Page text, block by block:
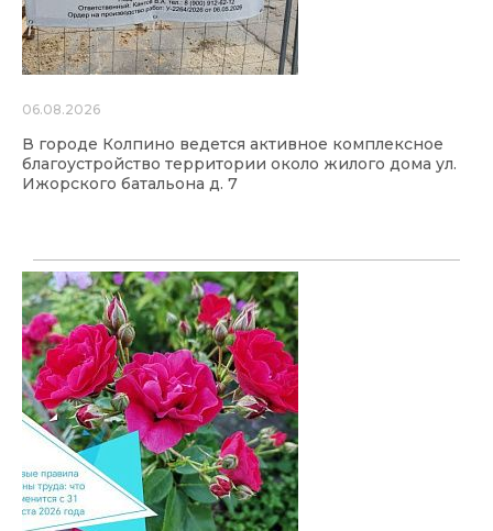
06.08.2026
В городе Колпино ведется активное комплексное
благоустройство территории около жилого дома ул.
Ижорского батальона д. 7